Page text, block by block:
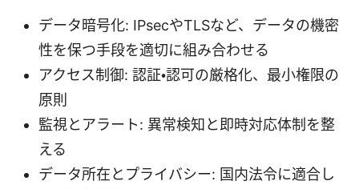
データ暗号化: IPsecやTLSなど、データの機密
性を保つ手段を適切に組み合わせる
アクセス制御: 認証・認可の厳格化、最小権限の
原則
監視とアラート: 異常検知と即時対応体制を整
える
データ所在とプライバシー: 国内法令に適合し